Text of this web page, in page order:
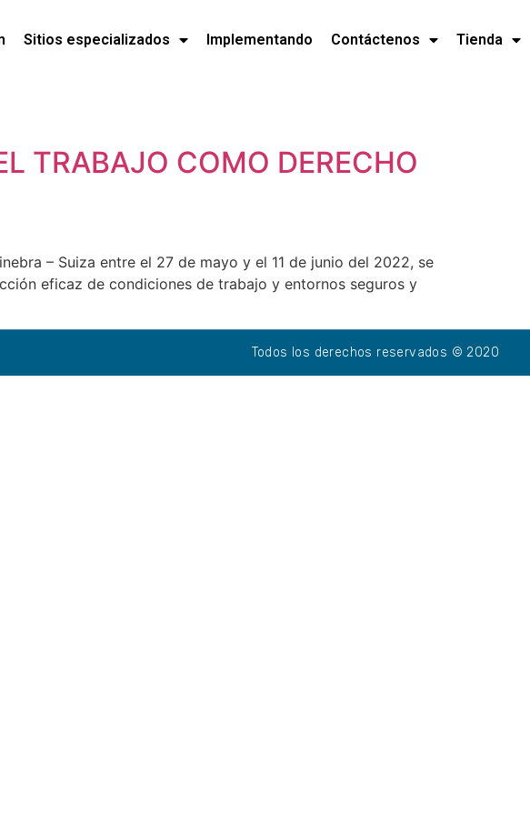
Sitios especializados Implementando Contáctenos Tienda
TRABAJO COMO DERECHO
– Suiza entre el 27 de mayo y el 11 de junio del 2022, se
eficaz de condiciones de trabajo y entornos seguros y
Todos los derechos reservados © 2020